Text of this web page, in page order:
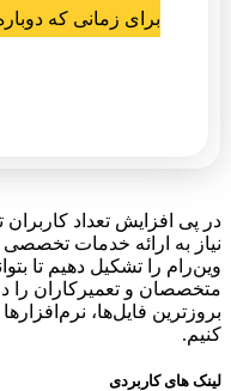
برای زمانی که
در پی افزایش تعداد
نیاز به ارائه خدمات
وین‌رام را تشکیل دهیم تا
متخصصان و تعمیرکاران را
بروزترین فایل‌ها،
کنیم.
لینک های کاربردی